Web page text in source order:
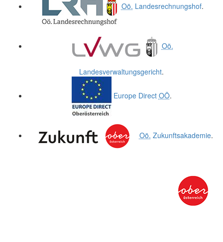
Oö. Landesrechnungshof.
Oö.
Landesverwaltungsgericht.
Europe Direct OÖ.
Oö. Zukunftsakademie.